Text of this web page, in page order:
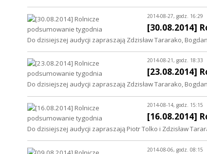
2014-08-27, godz. 16:29
[30.08.2014]
Do dzisiejszej audycji zapraszają Zdzisław Tararako,
2014-08-21, godz. 18:33
[23.08.2014]
Do dzisiejszej audycji zapraszają Zdzisław Tararako,
2014-08-14, godz. 15:15
[16.08.2014]
Do dzisiejszej audycji zapraszają Piotr Tolko i Zdzisław
2014-08-06, godz. 08:15